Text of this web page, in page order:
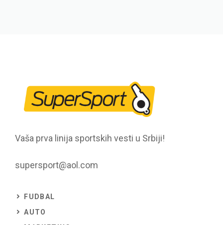
Vaša prva linija sportskih vesti u Srbiji!
supersport@aol.com
FUDBAL
AUTO